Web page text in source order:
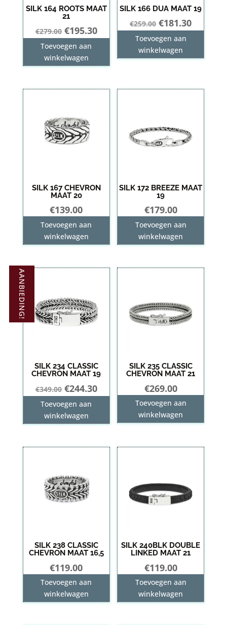
SILK 164 ROOTS MAAT
21
€279.00 Oorspronkelijke
prijs
was:
€279.00.
€195.30Huidige
prijs
€195.30.
Toevoegen aan
winkelwagen
SILK 166 DUA MAAT 19
€259.00
prijs
was:
€259.00.
€181.30Huidige
prijs
€181.30.
Toevoegen aan
winkelwagen
SILK 167 CHEVRON
MAAT 20
€139.00
Toevoegen aan
winkelwagen
SILK 172 BREEZE MAAT
19
€179.00
Toevoegen aan
winkelwagen
AANBIEDING!
SILK 234 CLASSIC
CHEVRON MAAT 19
€349.00 Oorspronkelijke
prijs
was:
€349.00.
€244.30Huidige
prijs
€244.30.
Toevoegen aan
winkelwagen
SILK 235 CLASSIC
CHEVRON MAAT 21
€269.00
Toevoegen aan
winkelwagen
SILK 238 CLASSIC
CHEVRON MAAT 16,5
€119.00
Toevoegen aan
winkelwagen
SILK 240BLK DOUBLE
LINKED MAAT 21
€119.00
Toevoegen aan
winkelwagen